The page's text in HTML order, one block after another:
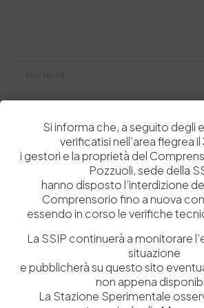
Salva il mio nome, email e sito web in
prossima volta che commento.
Post Comment
Si informa che, a seguito degli
verificatisi nell’area flegrea il
i gestori e la proprietà del
Pozzuoli, sede della
hanno disposto l’interdizione
Comprensorio fino a nuova
essendo in corso le verifiche
La SSIP continuerà a monitorare
situazione
e pubblicherà su questo sito
non appena
La Stazione Sperimentale